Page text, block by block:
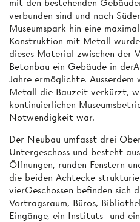
mit den bestehenden
verbunden sind und nach
Museumspark hin eine
Konstruktion mit Metall
dieses Material zwischen der
Betonbau ein Gebäude in
Jahre ermöglichte. Ausserdem
Metall die Bauzeit verkürzt,
kontinuierlichen
Notwendigkeit war.
Der Neubau umfasst drei
Untergeschoss und besteht
Öffnungen, runden Fenstern
die beiden Achtecke
vierGeschossen befinden sich
Vortragsraum, Büros,
Eingänge, ein Instituts- und